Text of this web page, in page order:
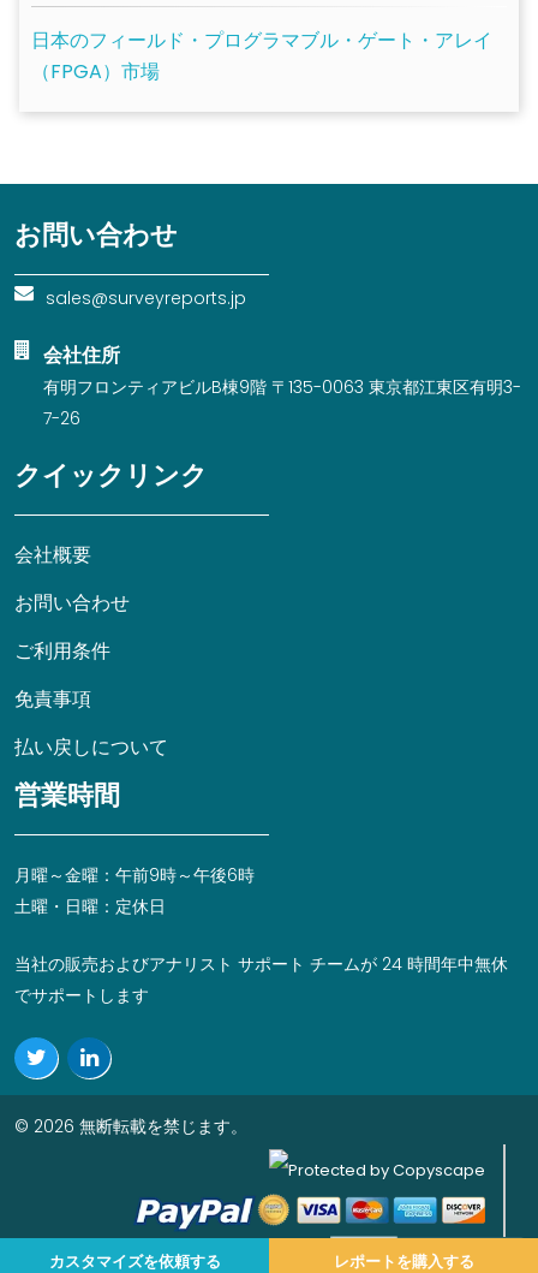
日本のフィールド・プログラマブル・ゲート・アレイ
（FPGA）市場
カスタマイズを依頼する レポートを購入する
お問い合わせ
sales@surveyreports.jp
会社住所
有明フロンティアビルB棟9階 〒135-0063 東京都江東区有明3-
7-26
クイックリンク
会社概要
お問い合わせ
ご利用条件
免責事項
払い戻しについて
営業時間
月曜～金曜：午前9時～午後6時
土曜・日曜：定休日
当社の販売およびアナリスト サポート チームが 24 時間年中無休
でサポートします
© 2026 無断転載を禁じます。